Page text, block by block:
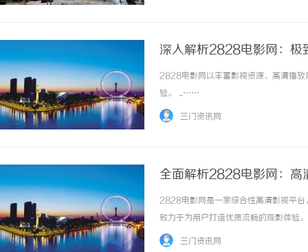
深入解析2828电影网：极
2828电影网以丰富影视资源、高清播放
验。 ...……
三门资讯网
全面解析2828电影网：高
2828电影网是一家综合性高清影视平台
致力于为用户打造优质流畅的观影体验
三门资讯网